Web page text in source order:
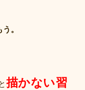
。
描かない習